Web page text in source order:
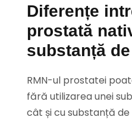
Diferențe
prostată
substanță
RMN-ul prostatei
fără utilizarea unei
cât și cu substanță